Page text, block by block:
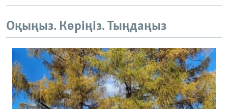
Оқыңыз. Көріңіз. Тыңдаңыз